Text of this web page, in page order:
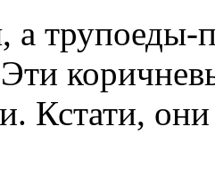
трупоеды-
Эти
Кстати,